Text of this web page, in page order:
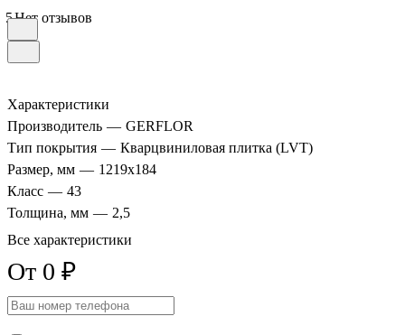
5Нет отзывов
Характеристики
Производитель — GERFLOR
Тип покрытия — Кварцвиниловая плитка (LVT)
Размер, мм — 1219x184
Класс — 43
Толщина, мм — 2,5
Все характеристики
От 0 ₽